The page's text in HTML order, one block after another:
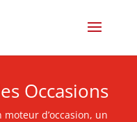
Occasions
d’occasion, un